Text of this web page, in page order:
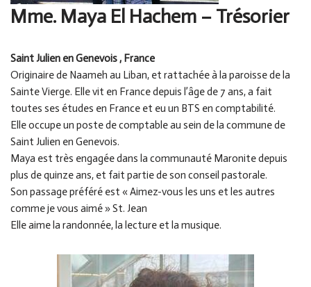
Mme. Maya El Hachem – Trésorier
Saint Julien en Genevois , France
Originaire de Naameh au Liban, et rattachée à la paroisse de la
Sainte Vierge. Elle vit en France depuis l’âge de 7 ans, a fait
toutes ses études en France et eu un BTS en comptabilité.
Elle occupe un poste de comptable au sein de la commune de
Saint Julien en Genevois.
Maya est très engagée dans la communauté Maronite depuis
plus de quinze ans, et fait partie de son conseil pastorale.
Son passage préféré est « Aimez-vous les uns et les autres
comme je vous aimé » St. Jean
Elle aime la randonnée, la lecture et la musique.